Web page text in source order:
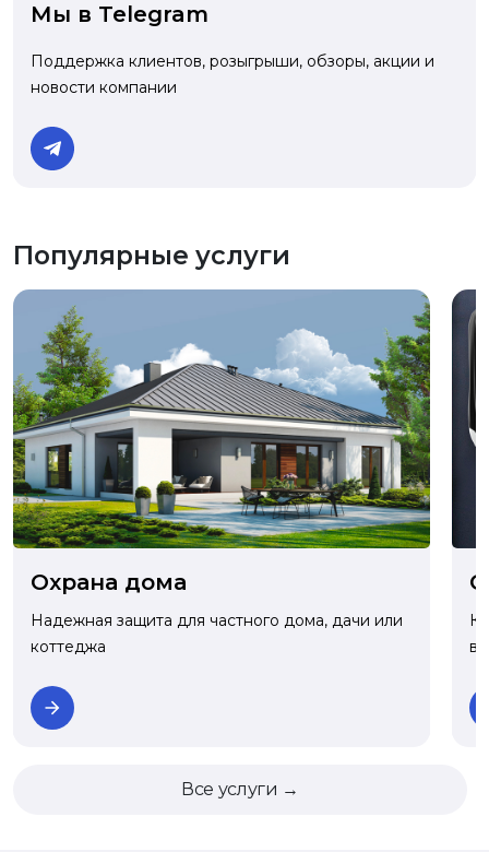
Мы в Telegram
Поддержка клиентов, розыгрыши, обзоры, акции и
новости компании
Популярные услуги
Охрана дома
Надежная защита для частного дома, дачи или
коттеджа
Все услуги →